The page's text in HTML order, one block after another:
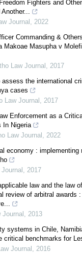
Fighters and
Journal
2022
Commanding &
Makoae Masupha v
Law Journal
2017
the international
cases
Law Journal
2017
Enforcement as a
In Nigeria
Law Journal
2022
economy : implementing
2017
law and the law
review of arbitral awards
Journal
2013
systems in Chile,
critical benchmarks for
Journal
2016